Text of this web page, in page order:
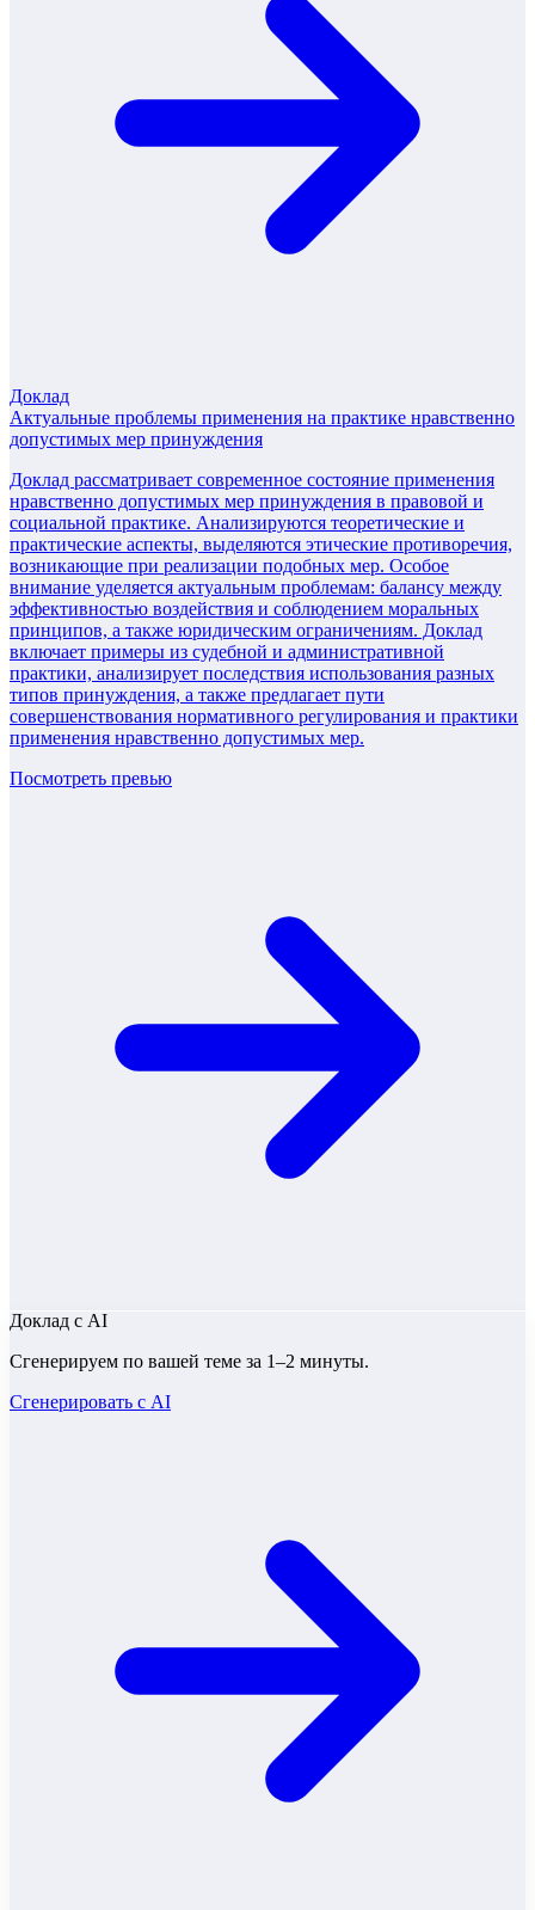
Доклад
Актуальные проблемы применения на практике нравственно
допустимых мер принуждения
Доклад рассматривает современное состояние применения
нравственно допустимых мер принуждения в правовой и
социальной практике. Анализируются теоретические и
практические аспекты, выделяются этические противоречия,
возникающие при реализации подобных мер. Особое
внимание уделяется актуальным проблемам: балансу между
эффективностью воздействия и соблюдением моральных
принципов, а также юридическим ограничениям. Доклад
включает примеры из судебной и административной
практики, анализирует последствия использования разных
типов принуждения, а также предлагает пути
совершенствования нормативного регулирования и практики
применения нравственно допустимых мер.
Посмотреть превью
Доклад с AI
Сгенерируем по вашей теме за 1–2 минуты.
Сгенерировать с AI